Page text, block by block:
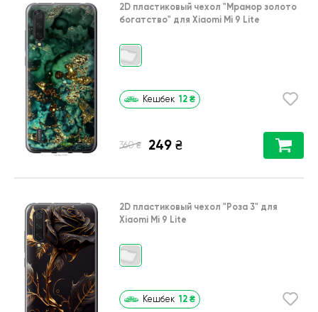
2D пластиковый чехол "Мрамор золото
богатство" для Xiaomi Mi 9 Lite
Кешбек 12 ₴
360 ₴ 249 ₴
2D пластиковый чехол "Роза 3" для
Xiaomi Mi 9 Lite
Кешбек 12 ₴